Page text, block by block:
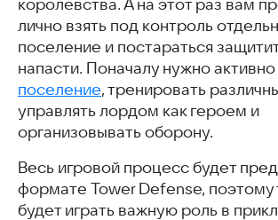
королевства. А на этот раз вам
лично взять под контроль
поселение и постараться
напасти. Поначалу нужно активно
поселение, тренировать
управлять лордом как героем и
организовывать оборону.
Весь игровой процесс будет
формате Tower Defense, поэтому
будет играть важную роль в